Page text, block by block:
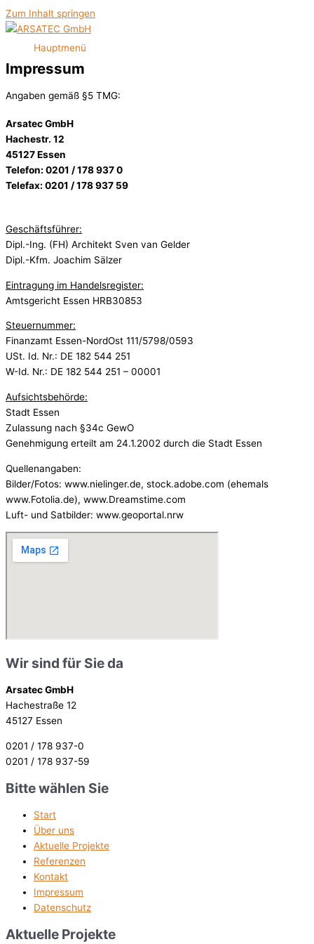
Zum Inhalt springen
Hauptmenü
Impressum
Angaben gemäß §5 TMG:
Arsatec GmbH
Hachestr. 12
45127 Essen
Telefon: 0201 / 178 937 0
Telefax: 0201 / 178 937 59
Geschäftsführer:
Dipl.-Ing. (FH) Architekt Sven van Gelder
Dipl.-Kfm. Joachim Sälzer
Eintragung im Handelsregister:
Amtsgericht Essen HRB30853
Steuernummer:
Finanzamt Essen-NordOst 111/5798/0593
USt. Id. Nr.: DE 182 544 251
W-Id. Nr.: DE 182 544 251 – 00001
Aufsichtsbehörde:
Stadt Essen
Zulassung nach §34c GewO
Genehmigung erteilt am 24.1.2002 durch die Stadt Essen
Quellenangaben:
Bilder/Fotos: www.nielinger.de, stock.adobe.com (ehemals
www.Fotolia.de), www.Dreamstime.com
Luft- und Satbilder: www.geoportal.nrw
Wir sind für Sie da
Arsatec GmbH
Hachestraße 12
45127 Essen
0201 / 178 937-0
0201 / 178 937-59
Bitte wählen Sie
Start
Über uns
Aktuelle Projekte
Referenzen
Kontakt
Impressum
Datenschutz
Aktuelle Projekte